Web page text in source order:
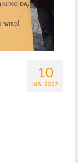
10
MAI 2022